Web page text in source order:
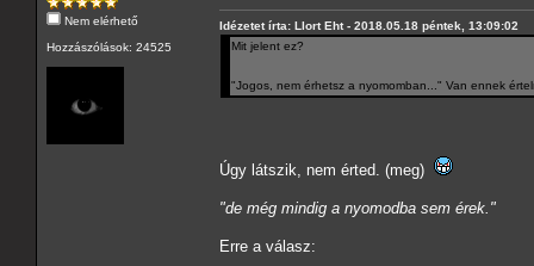
Nem elérhető
Hozzászólások: 24525
Idézetet írta: Llort Eht - 2018.05.18 péntek, 13:09:02
Mit jelent ez?
"Jogos, nem érhetsz a nyomomban..." Van ennek
Úgy látszik, nem érted. (meg)
"de még mindig a nyomodba sem érek."
Erre a válasz: